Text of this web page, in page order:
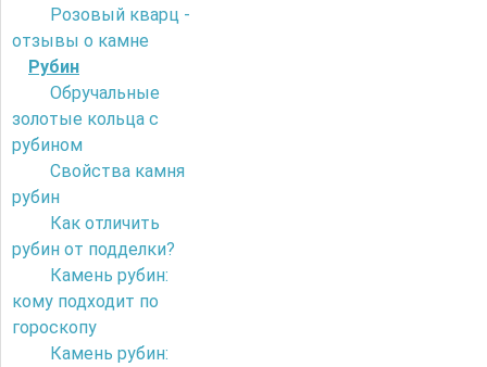
Розовый кварц -
отзывы о камне
Рубин
Обручальные
золотые кольца с
рубином
Свойства камня
рубин
Как отличить
рубин от подделки?
Камень рубин:
кому подходит по
гороскопу
Камень рубин: